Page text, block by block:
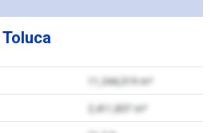
Toluca
11,344,319 m²